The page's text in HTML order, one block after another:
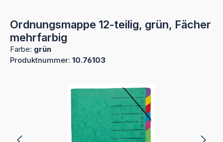
Ordnungsmappe 12-teilig, grün, Fächer
mehrfarbig
Farbe: grün
Produktnummer: 10.76103
Bildergalerie überspringen